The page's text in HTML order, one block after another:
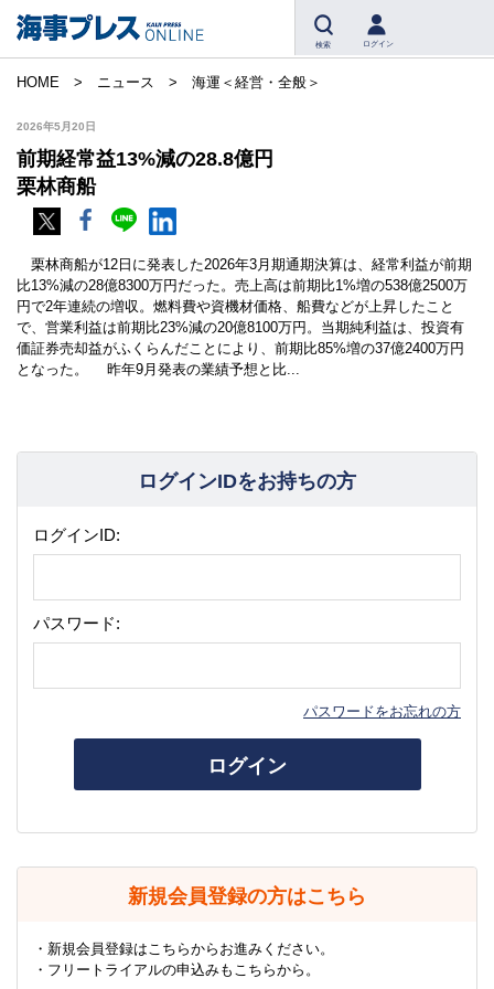
検索 ログイン
HOME ニュース 海運＜経営・全般＞
2026年5月20日
前期経常益13%減の28.8億円
栗林商船
栗林商船が12日に発表した2026年3月期通期決算は、経常利益が前期
比13%減の28億8300万円だった。売上高は前期比1%増の538億2500万
円で2年連続の増収。燃料費や資機材価格、船費などが上昇したこと
で、営業利益は前期比23%減の20億8100万円。当期純利益は、投資有
価証券売却益がふくらんだことにより、前期比85%増の37億2400万円
となった。 昨年9月発表の業績予想と比...
ログインIDをお持ちの方
ログインID:
パスワード:
パスワードをお忘れの方
ログイン
新規会員登録の方はこちら
・新規会員登録はこちらからお進みください。
・フリートライアルの申込みもこちらから。